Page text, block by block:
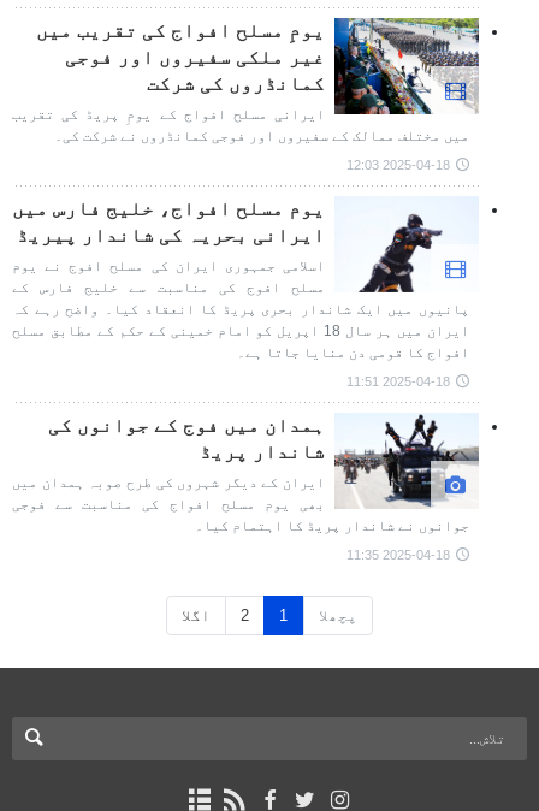
یومِ مسلح افواج کی تقریب میں
غیر ملکی سفیروں اور فوجی
کمانڈروں کی شرکت
ایرانی مسلح افواج کے یومِ پریڈ کی تقریب
میں مختلف ممالک کے سفیروں اور فوجی کمانڈروں نے شرکت کی۔
2025-04-18 12:03
یوم مسلح افواج، خلیج فارس میں
ایرانی بحریہ کی شاندار پیریڈ
اسلامی جمہوری ایران کی مسلح افوج نے یوم
مسلح افوج کی مناسبت سے خلیج فارس کے
پانیوں میں ایک شاندار بحری پریڈ کا انعقاد کیا۔ واضح رہے کہ
ایران میں ہر سال 18 اپریل کو امام خمینی کے حکم کے مطابق مسلح
افواج کا قومی دن منایا جاتا ہے۔
2025-04-18 11:51
ہمدان میں فوج کے جوانوں کی
شاندار پریڈ
ایران کے دیگر شہروں کی طرح صوبہ ہمدان میں
بھی یوم مسلح افواج کی مناسبت سے فوجی
جوانوں نے شاندار پریڈ کا اہتمام کیا۔
2025-04-18 11:35
پچھلا 1
2 اگلا